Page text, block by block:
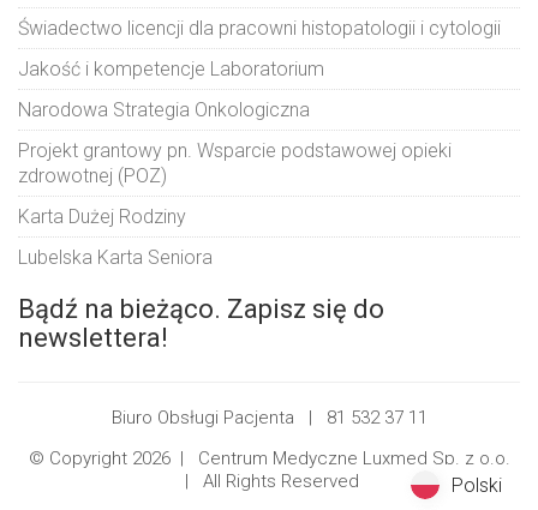
Świadectwo licencji dla pracowni histopatologii i cytologii
Jakość i kompetencje Laboratorium
Narodowa Strategia Onkologiczna
Projekt grantowy pn. Wsparcie podstawowej opieki
zdrowotnej (POZ)
Karta Dużej Rodziny
Lubelska Karta Seniora
Bądź na bieżąco. Zapisz się do
newslettera!
Biuro Obsługi Pacjenta | 81 532 37 11
© Copyright 2026 | Centrum Medyczne Luxmed Sp. z o.o.
| All Rights Reserved
Polski
Polski